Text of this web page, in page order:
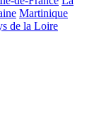
Martinique
de la Loire